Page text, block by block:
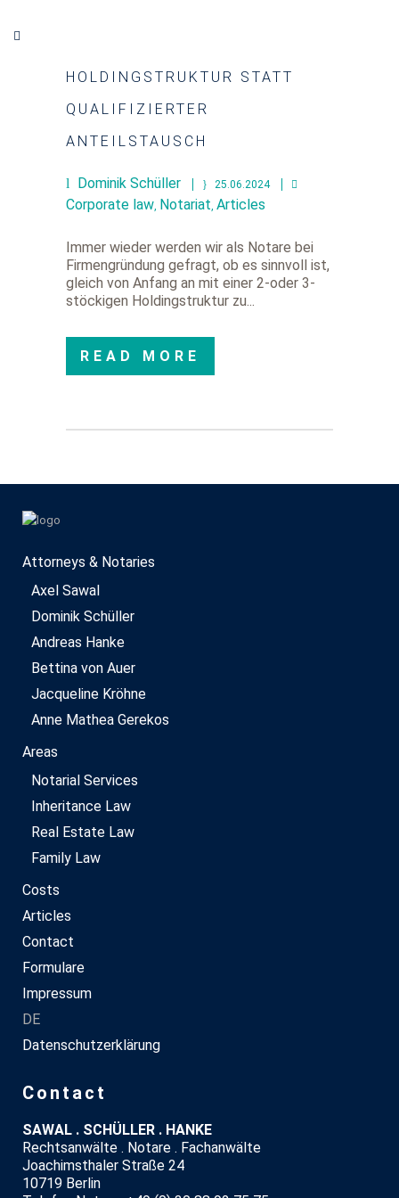
HOLDINGSTRUKTUR STATT
QUALIFIZIERTER
ANTEILSTAUSCH
Dominik Schüller 25.06.2024
Corporate law, Notariat, Articles
Immer wieder werden wir als Notare bei
Firmengründung gefragt, ob es sinnvoll ist,
gleich von Anfang an mit einer 2-oder 3-
stöckigen Holdingstruktur zu...
READ MORE
Attorneys & Notaries
Axel Sawal
Dominik Schüller
Andreas Hanke
Bettina von Auer
Jacqueline Kröhne
Anne Mathea Gerekos
Areas
Notarial Services
Inheritance Law
Real Estate Law
Family Law
Costs
Articles
Contact
Formulare
Impressum
DE
Datenschutzerklärung
Contact
SAWAL . SCHÜLLER . HANKE
Rechtsanwälte . Notare . Fachanwälte
Joachimsthaler Straße 24
10719 Berlin